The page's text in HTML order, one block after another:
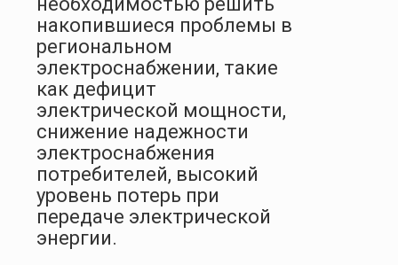
накопившиеся проблемы в
региональном
электроснабжении, такие
как дефицит
электрической мощности,
снижение надежности
электроснабжения
потребителей, высокий
уровень потерь при
передаче электрической
энергии.